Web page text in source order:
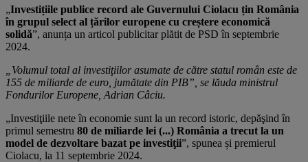
„Investițiile publice record ale Guvernului Ciolacu țin România
în grupul select al țărilor europene cu creștere economică
solidă”, anunța un articol publicitar plătit de PSD în septembrie
2024.
„Volumul total al investiţiilor asumate de către statul român este de
155 de miliarde de euro, jumătate din PIB”, se lăuda ministrul
Fondurilor Europene, Adrian Câciu.
„Investiţiile nete în economie sunt la un record istoric, depăşind în
primul semestru 80 de miliarde lei (...) România a trecut la un
model de dezvoltare bazat pe investiţii”, spunea și premierul
Ciolacu, la 11 septembrie 2024.